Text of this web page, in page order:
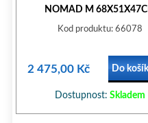
NOMAD M
(CERTIFIKACE DO
Kod produktu: 66078
2 475,00 Kč Do
Dostupnost: Skladem